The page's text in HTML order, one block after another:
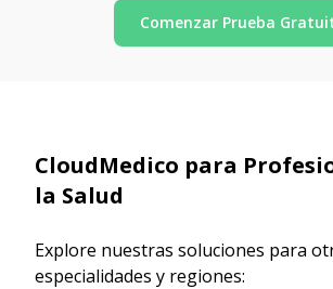
Comenzar Prueba
CloudMedico para
la Salud
Explore nuestras soluciones para
especialidades y regiones: